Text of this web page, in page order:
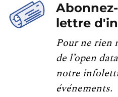
lettre
Pour ne rien
de l’open
notre
événements.